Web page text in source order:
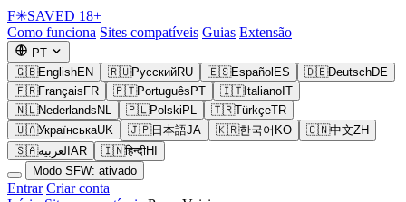
F✳SAVED 18+
Como funciona Sites compatíveis Guias Extensão
PT
🇬🇧EnglishEN 🇷🇺РусскийRU 🇪🇸Español ES 🇩🇪DeutschDE
🇫🇷Français FR 🇵🇹Português PT 🇮🇹Italiano IT
🇳🇱Nederlands NL 🇵🇱Polski PL 🇹🇷TürkçeTR
🇺🇦УкраїнськаUK 🇯🇵日本語JA 🇰🇷한국어 KO 🇨🇳中文ZH
🇸🇦العربية AR 🇮🇳हिन्दीHI
Modo SFW: ativado
Entrar Criar conta